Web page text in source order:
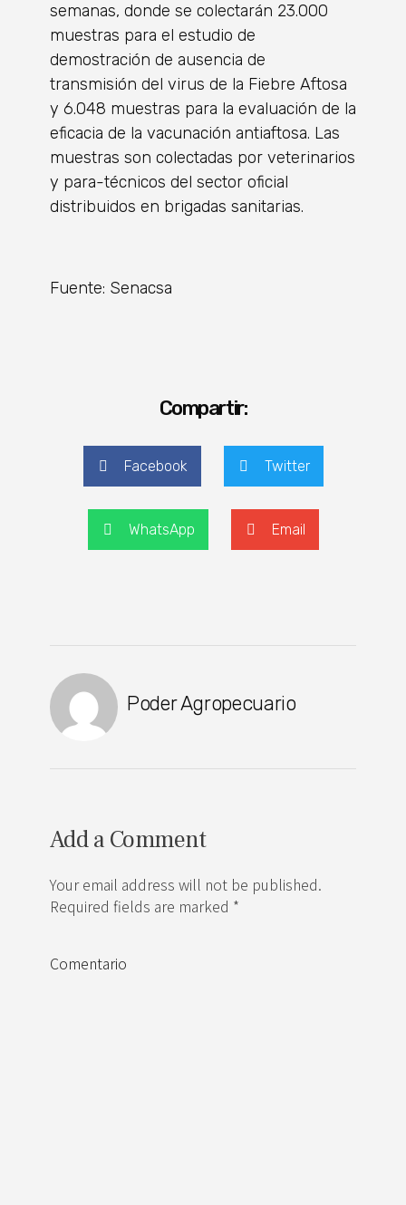
semanas, donde se colectarán 23.000
muestras para el estudio de
demostración de ausencia de
transmisión del virus de la Fiebre Aftosa
y 6.048 muestras para la evaluación de la
eficacia de la vacunación antiaftosa. Las
muestras son colectadas por veterinarios
y para-técnicos del sector oficial
distribuidos en brigadas sanitarias.
Fuente: Senacsa
Compartir:
Facebook Twitter
WhatsApp Email
Poder Agropecuario
Add a Comment
Your email address will not be published.
Required fields are marked *
Comentario